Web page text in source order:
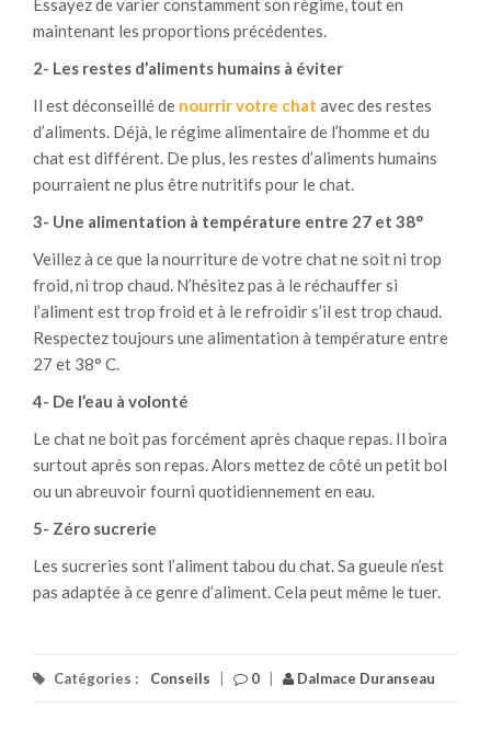
Essayez de varier constamment son régime, tout en
maintenant les proportions précédentes.
2- Les restes d’aliments humains à éviter
Il est déconseillé de nourrir votre chat avec des restes
d’aliments. Déjà, le régime alimentaire de l’homme et du
chat est différent. De plus, les restes d’aliments humains
pourraient ne plus être nutritifs pour le chat.
3- Une alimentation à température entre 27 et 38°
Veillez à ce que la nourriture de votre chat ne soit ni trop
froid, ni trop chaud. N’hésitez pas à le réchauffer si
l’aliment est trop froid et à le refroidir s’il est trop chaud.
Respectez toujours une alimentation à température entre
27 et 38° C.
4- De l’eau à volonté
Le chat ne boit pas forcément après chaque repas. Il boira
surtout après son repas. Alors mettez de côté un petit bol
ou un abreuvoir fourni quotidiennement en eau.
5- Zéro sucrerie
Les sucreries sont l’aliment tabou du chat. Sa gueule n’est
pas adaptée à ce genre d’aliment. Cela peut même le tuer.
Catégories : Conseils 0 Dalmace Duranseau